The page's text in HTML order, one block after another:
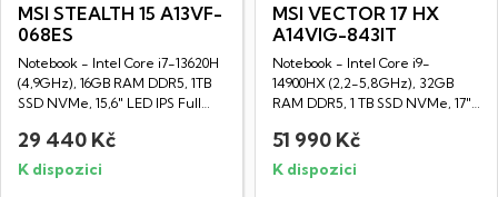
MSI STEALTH 15 A13VF-
068ES
Notebook - Intel Core i7-13620H
(4,9GHz), 16GB RAM DDR5, 1TB
SSD NVMe, 15,6" LED IPS Full
29 440 Kč
K dispozici
MSI VECTOR 17 HX
A14VIG-843IT
Notebook - Intel Core i9-
14900HX (2,2-5,8GHz), 32GB
RAM DDR5, 1 TB SSD NVMe, 17"
51 990 Kč
K dispozici